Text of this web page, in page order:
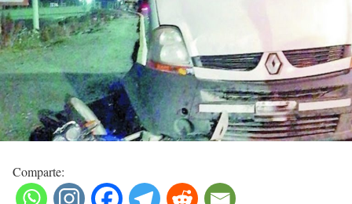
Comparte: